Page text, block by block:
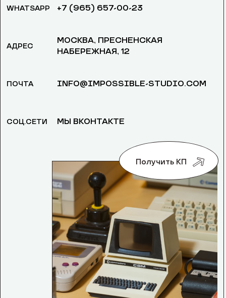
WHATSAPP
АДРЕС
ПОЧТА
СОЦ.СЕТИ
+7 (965) 657-00-23
МОСКВА, ​ПРЕСНЕНСКАЯ
НАБЕРЕЖНАЯ, 12
INFO@IMPOSSIBLE-STUDIO.COM
МЫ ВКОНТАКТЕ
Получить КП